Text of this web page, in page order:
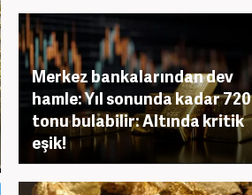
Merkez bankalarından dev
hamle: Yıl sonunda kadar 720
tonu bulabilir: Altında kritik
eşik!